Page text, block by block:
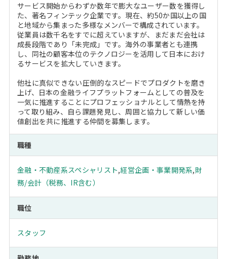
サービス開始からわずか数年で膨大なユーザー数を獲得し
た、著名フィンテック企業です。現在、約50か国以上の国
と地域から集まった多様なメンバーで構成されています。
従業員は数千名をすでに超えていますが、まだまだ会社は
成長段階であり「未完成」です。海外の事業者とも連携
し、同社の顧客本位のテクノロジーを活用して日本におけ
るサービスを拡大していきます。
他社に真似できない圧倒的なスピードでプロダクトを磨き
上げ、日本の金融ライフプラットフォームとしての普及を
一気に推進することにプロフェッショナルとして情熱を持
って取り組み、自ら課題発見し、周囲と協力して新しい価
値創出を共に推進する仲間を募集します。
職種
金融・不動産系スペシャリスト,経営企画・事業開発系,財
務/会計（税務、IR含む）
職位
スタッフ